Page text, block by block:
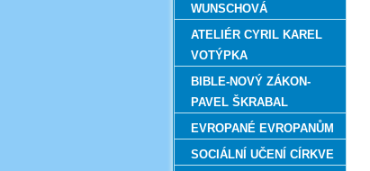
WUNSCHOVÁ
ATELIÉR CYRIL KAREL
VOTÝPKA
BIBLE-NOVÝ ZÁKON-
PAVEL ŠKRABAL
EVROPANÉ EVROPANŮM
SOCIÁLNÍ UČENÍ CÍRKVE